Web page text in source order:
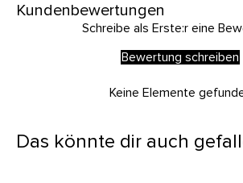
Kundenbewertungen
Schreibe als Erste:r eine
Bewertung schreiben
Keine Elemente
Das könnte dir auch